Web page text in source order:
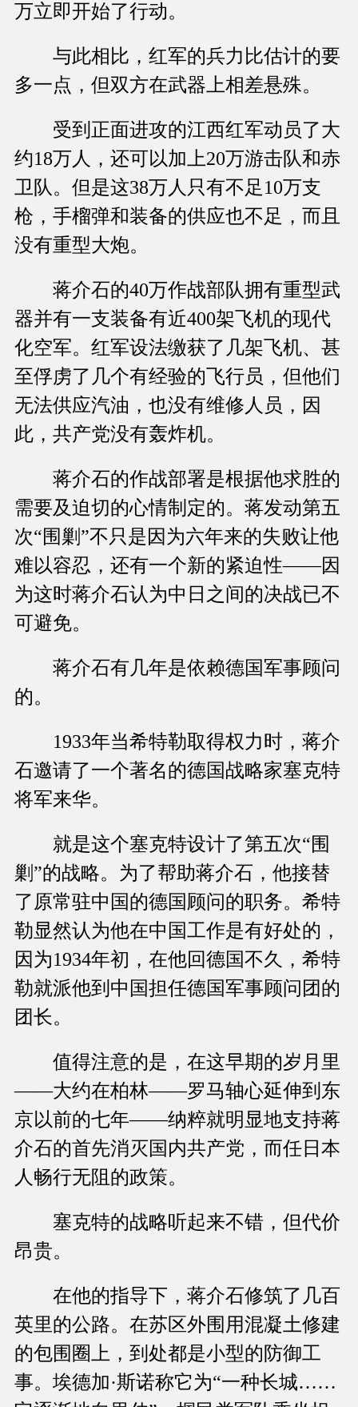
万立即开始了行动。
与此相比，红军的兵力比估计的要
多一点，但双方在武器上相差悬殊。
受到正面进攻的江西红军动员了大
约18万人，还可以加上20万游击队和赤
卫队。但是这38万人只有不足10万支
枪，手榴弹和装备的供应也不足，而且
没有重型大炮。
蒋介石的40万作战部队拥有重型武
器并有一支装备有近400架飞机的现代
化空军。红军设法缴获了几架飞机、甚
至俘虏了几个有经验的飞行员，但他们
无法供应汽油，也没有维修人员，因
此，共产党没有轰炸机。
蒋介石的作战部署是根据他求胜的
需要及迫切的心情制定的。蒋发动第五
次“围剿”不只是因为六年来的失败让他
难以容忍，还有一个新的紧迫性——因
为这时蒋介石认为中日之间的决战已不
可避免。
蒋介石有几年是依赖德国军事顾问
的。
1933年当希特勒取得权力时，蒋介
石邀请了一个著名的德国战略家塞克特
将军来华。
就是这个塞克特设计了第五次“围
剿”的战略。为了帮助蒋介石，他接替
了原常驻中国的德国顾问的职务。希特
勒显然认为他在中国工作是有好处的，
因为1934年初，在他回德国不久，希特
勒就派他到中国担任德国军事顾问团的
团长。
值得注意的是，在这早期的岁月里
——大约在柏林——罗马轴心延伸到东
京以前的七年——纳粹就明显地支持蒋
介石的首先消灭国内共产党，而任日本
人畅行无阻的政策。
塞克特的战略听起来不错，但代价
昂贵。
在他的指导下，蒋介石修筑了几百
英里的公路。在苏区外围用混凝土修建
的包围圈上，到处都是小型的防御工
事。埃德加·斯诺称它为“一种长城……